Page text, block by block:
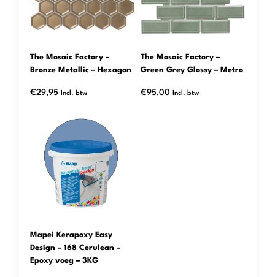
The Mosaic Factory –
Bronze Metallic – Hexagon
€29,95 Incl. btw
The Mosaic Factory –
Green Grey Glossy – Metro
€95,00 Incl. btw
Mapei Kerapoxy Easy
Design – 168 Cerulean –
Epoxy voeg – 3KG